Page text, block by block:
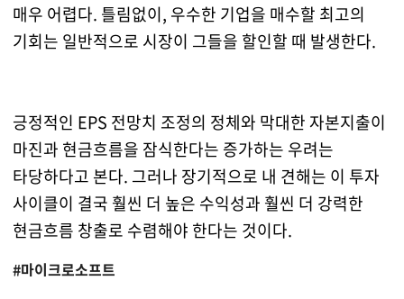
매우 어렵다. 틀림없이, 우수한 기업을 매수할 최고의
기회는 일반적으로 시장이 그들을 할인할 때 발생한다.
긍정적인 EPS 전망치 조정의 정체와 막대한 자본지출이
마진과 현금흐름을 잠식한다는 증가하는 우려는
타당하다고 본다. 그러나 장기적으로 내 견해는 이 투자
사이클이 결국 훨씬 더 높은 수익성과 훨씬 더 강력한
현금흐름 창출로 수렴해야 한다는 것이다.
#마이크로소프트